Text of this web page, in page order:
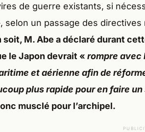
de guerre existants, si
selon un passage des
soit, M. Abe a déclaré durant
le Japon devrait « rompre avec
et aérienne afin de
plus rapide pour en faire
musclé pour l’archipel.